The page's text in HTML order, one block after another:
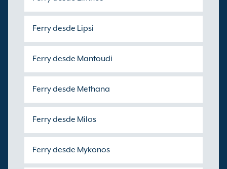
Ferry desde Lipsi
Ferry desde Mantoudi
Ferry desde Methana
Ferry desde Milos
Ferry desde Mykonos